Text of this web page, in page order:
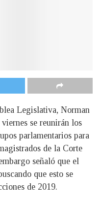
Legislativa, Norman
se reunirán los
parlamentarios para
de la Corte
señaló que el
que esto se
de 2019.